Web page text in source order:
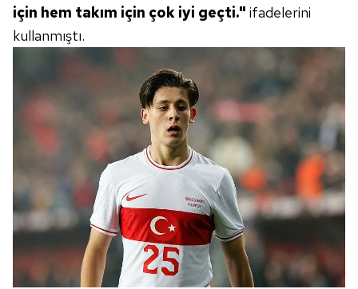
6698 sayılı Kişisel Verilerin Korunması Kanunu uyarınca
hazırlanmış Aydınlatma Metnimizi okumak ve sitemizde
ilgili mevzuata uygun olarak kullanılan çerezlerle ilgili bilgi
almak için lütfen
tıklayınız.
için hem takım için çok iyi geçti." ifadelerini
kullanmıştı.